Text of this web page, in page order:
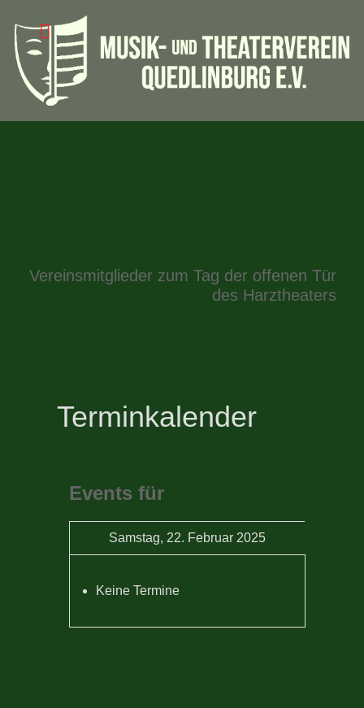
Vereinsmitglieder zum Tag der offenen Tür
des Harztheaters
Terminkalender
Events für
Samstag, 22. Februar 2025
Keine Termine